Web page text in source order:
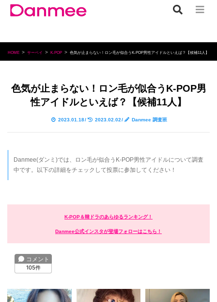
HOME サーベイ K-POP 色気が止まらない！ロン毛が似合うK-POP男性アイドルといえば？【候補11人】
色気が止まらない！ロン毛が似合うK-POP男
性アイドルといえば？【候補11人】
2023.01.18/ 2023.02.02/ Danmee 調査班
Danmee(ダンミ)では、ロン毛が似合うK-POP男性アイドルについて調査
中です。以下の詳細をチェックして投票に参加してください！
K-POP＆韓ドラのあらゆるランキング！
Danmee公式インスタが登場フォローはこちら！